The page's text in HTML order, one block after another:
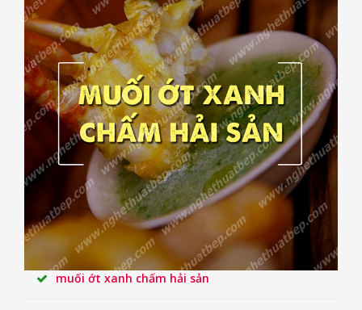
muối ớt xanh chấm hải sản